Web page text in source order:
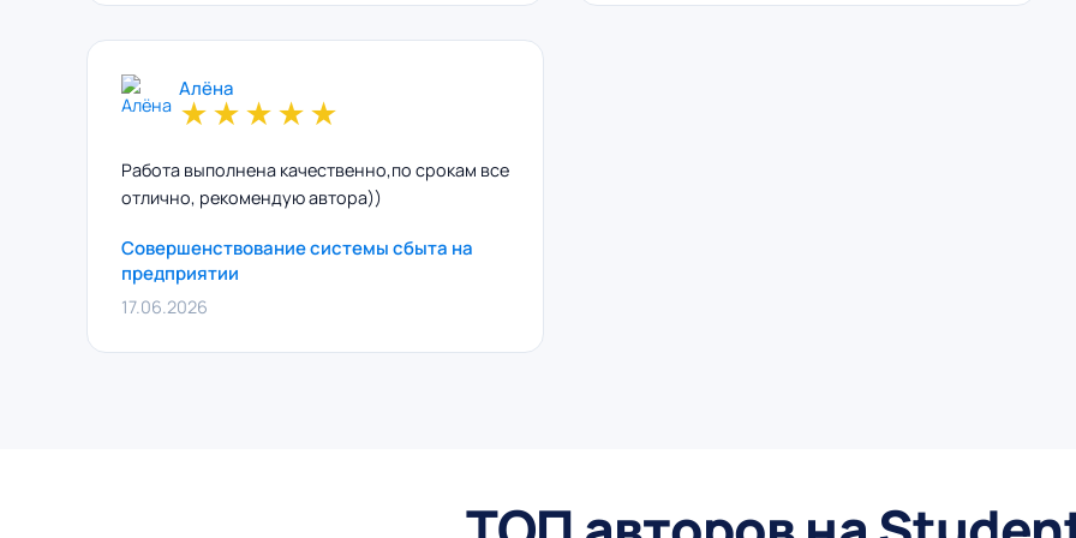
Алёна
★★★★★
Работа выполнена качественно,по срокам все
отлично, рекомендую автора))
Совершенствование системы сбыта на
предприятии
17.06.2026